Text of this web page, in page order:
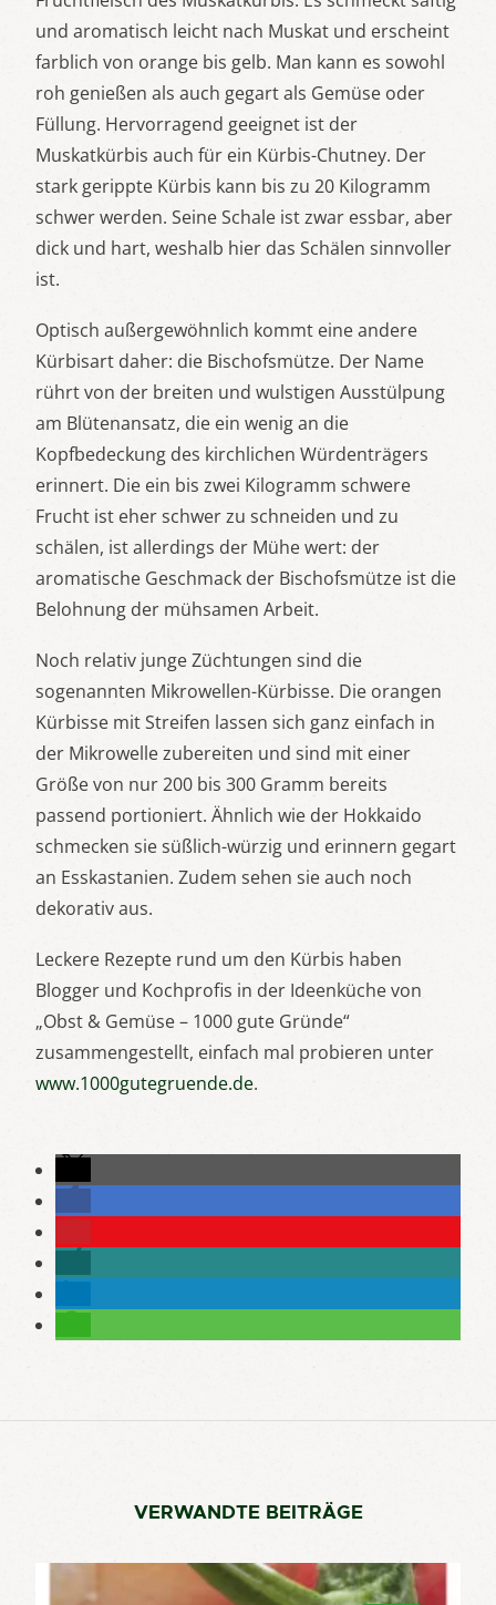
und aromatisch leicht nach Muskat und erscheint
farblich von orange bis gelb. Man kann es sowohl
roh genießen als auch gegart als Gemüse oder
Füllung. Hervorragend geeignet ist der
Muskatkürbis auch für ein Kürbis-Chutney. Der
stark gerippte Kürbis kann bis zu 20 Kilogramm
schwer werden. Seine Schale ist zwar essbar, aber
dick und hart, weshalb hier das Schälen sinnvoller
ist.
Optisch außergewöhnlich kommt eine andere
Kürbisart daher: die Bischofsmütze. Der Name
rührt von der breiten und wulstigen Ausstülpung
am Blütenansatz, die ein wenig an die
Kopfbedeckung des kirchlichen Würdenträgers
erinnert. Die ein bis zwei Kilogramm schwere
Frucht ist eher schwer zu schneiden und zu
schälen, ist allerdings der Mühe wert: der
aromatische Geschmack der Bischofsmütze ist die
Belohnung der mühsamen Arbeit.
Noch relativ junge Züchtungen sind die
sogenannten Mikrowellen-Kürbisse. Die orangen
Kürbisse mit Streifen lassen sich ganz einfach in
der Mikrowelle zubereiten und sind mit einer
Größe von nur 200 bis 300 Gramm bereits
passend portioniert. Ähnlich wie der Hokkaido
schmecken sie süßlich-würzig und erinnern gegart
an Esskastanien. Zudem sehen sie auch noch
dekorativ aus.
Leckere Rezepte rund um den Kürbis haben
Blogger und Kochprofis in der Ideenküche von
„Obst & Gemüse – 1000 gute Gründe“
zusammengestellt, einfach mal probieren unter
www.1000gutegruende.de.
VERWANDTE BEITRÄGE